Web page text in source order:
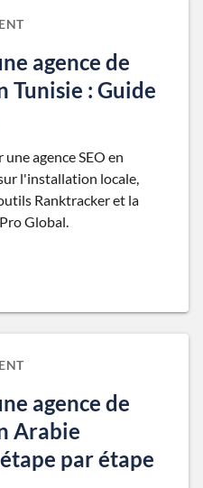
agence de
Tunisie : Guide
agence SEO en
l'installation locale,
Ranktracker et la
Global.
agence de
Arabie
par étape